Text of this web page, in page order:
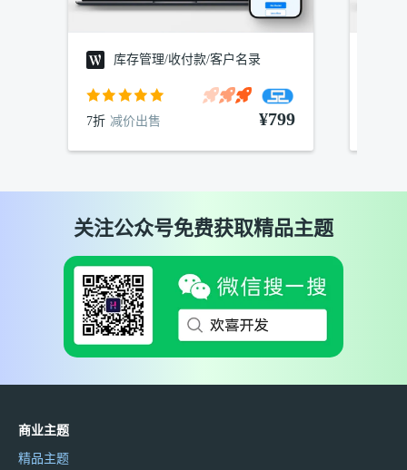
库存管理/收付款/客户名录
7折 减价出售 ¥799
关注公众号免费获取精品主题
商业主题
精品主题